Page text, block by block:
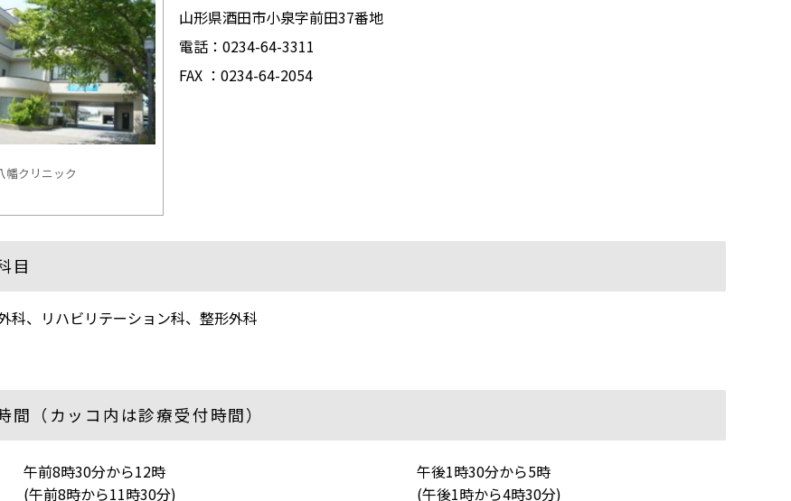
幡クリニック
山形県酒田市小泉字前田37番地
電話：0234-64-3311
FAX ：0234-64-2054
目
科、リハビリテーション科、整形外科
間（カッコ内は診療受付時間）
午前8時30分から12時
(午前8時から11時30分)
午後1時30分から5時
(午後1時から4時30分)